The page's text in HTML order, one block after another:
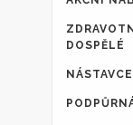
DOSPĚLÉ